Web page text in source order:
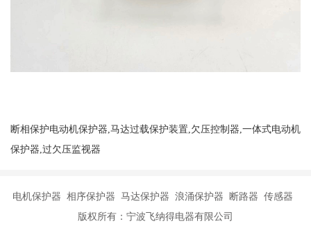
断相保护电动机保护器,马达过载保护装置,欠压控制器,一体式电动机
保护器,过欠压监视器
电机保护器 相序保护器 马达保护器 浪涌保护器 断路器 传感器
版权所有：宁波飞纳得电器有限公司